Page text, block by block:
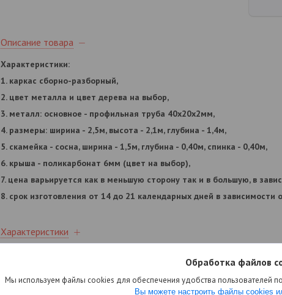
Описание товара
Характеристики:
1. каркас сборно-разборный,
2. цвет металла и цвет дерева на выбор,
3. металл: основное - профильная труба 40х20х2мм,
4. размеры: ширина - 2,5м, высота - 2,1м, глубина - 1,4м,
5. скамейка - сосна, ширина - 1,5м, глубина - 0,40м, спинка - 0,40м,
6. крыша - поликарбонат 6мм (цвет на выбор),
7. цена варьируется как в меньшую сторону так и в большую, в
8. срок изготовления от 14 до 21 календарных дней в зависимости
Характеристики
Обработка файлов
Мы используем файлы cookies для обеспечения удобства пользователей
Вы можете настроить файлы cookies